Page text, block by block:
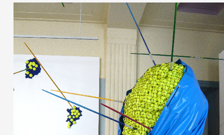
Année par année
Collection vidéos
Candidater
Contact